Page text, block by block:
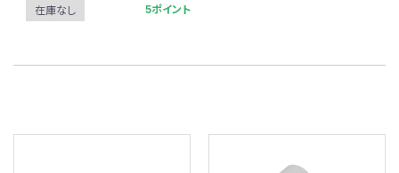
在庫なし 5ポイント